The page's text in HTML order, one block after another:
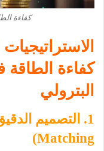
كفاءة
كفاءة
البترولي
Matching)